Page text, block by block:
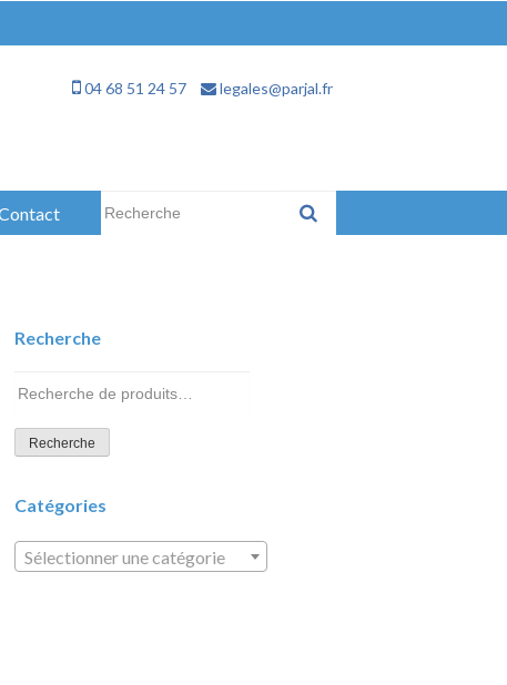
04 68 51 24 57 legales@parjal.fr
Recherche
pour :
Recherche
Catégories
Sélectionner une catégorie